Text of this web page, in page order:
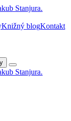
Knižný blogKontakt